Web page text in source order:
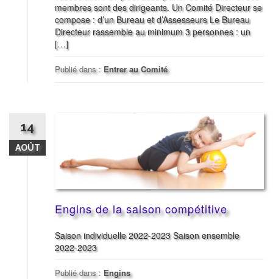
membres sont des dirigeants. Un Comité Directeur se
compose : d’un Bureau et d’Assesseurs Le Bureau
Directeur rassemble au minimum 3 personnes : un
[…]
Publié dans : Entrer au Comité
14
AOÛT
Engins de la saison compétitive
Saison individuelle 2022-2023 Saison ensemble
2022-2023
Publié dans : Engins